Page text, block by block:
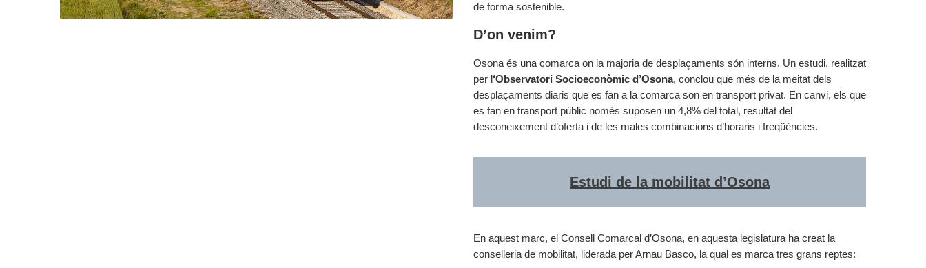
de forma sostenible.
D’on venim?
Osona és una comarca on la majoria de desplaçaments són interns. Un estudi, realitzat
per l‘Observatori Socioeconòmic d’Osona, conclou que més de la meitat dels
desplaçaments diaris que es fan a la comarca son en transport privat. En canvi, els que
es fan en transport públic només suposen un 4,8% del total, resultat del
desconeixement d’oferta i de les males combinacions d’horaris i freqüències.
Estudi de la mobilitat d’Osona
En aquest marc, el Consell Comarcal d’Osona, en aquesta legislatura ha creat la
conselleria de mobilitat, liderada per Arnau Basco, la qual es marca tres grans reptes: